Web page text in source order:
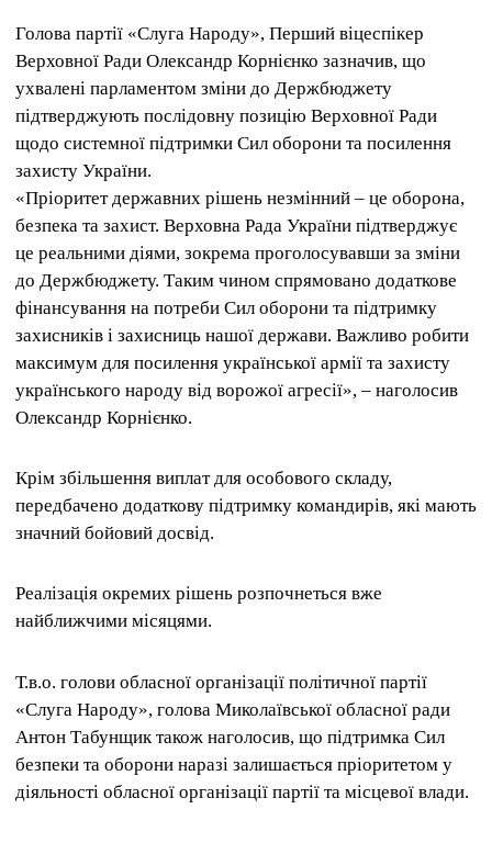
Голова партії «Слуга Народу», Перший віцеспікер
Верховної Ради Олександр Корнієнко зазначив, що
ухвалені парламентом зміни до Держбюджету
підтверджують послідовну позицію Верховної Ради
щодо системної підтримки Сил оборони та посилення
захисту України.
«Пріоритет державних рішень незмінний – це оборона,
безпека та захист. Верховна Рада України підтверджує
це реальними діями, зокрема проголосувавши за зміни
до Держбюджету. Таким чином спрямовано додаткове
фінансування на потреби Сил оборони та підтримку
захисників і захисниць нашої держави. Важливо робити
максимум для посилення української армії та захисту
українського народу від ворожої агресії», – наголосив
Олександр Корнієнко.
Крім збільшення виплат для особового складу,
передбачено додаткову підтримку командирів, які мають
значний бойовий досвід.
Реалізація окремих рішень розпочнеться вже
найближчими місяцями.
Т.в.о. голови обласної організації політичної партії
«Слуга Народу», голова Миколаївської обласної ради
Антон Табунщик також наголосив, що підтримка Сил
безпеки та оборони наразі залишається пріоритетом у
діяльності обласної організації партії та місцевої влади.